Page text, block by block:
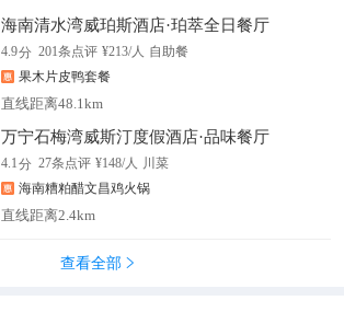
海南清水湾威珀斯酒店·珀萃全日餐厅
4.9分 201条点评 ¥213/人 自助餐
果木片皮鸭套餐
直线距离48.1km
万宁石梅湾威斯汀度假酒店·品味餐厅
4.1分 27条点评 ¥148/人 川菜
海南糟粕醋文昌鸡火锅
直线距离2.4km
查看全部 